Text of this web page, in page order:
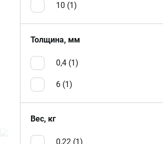
10 (1)
Толщина, мм
0,4 (1)
6 (1)
Вес, кг
0,22 (1)